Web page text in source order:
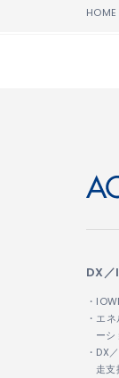
HOME
DX
・
・エ
ーシ
・DX
走支